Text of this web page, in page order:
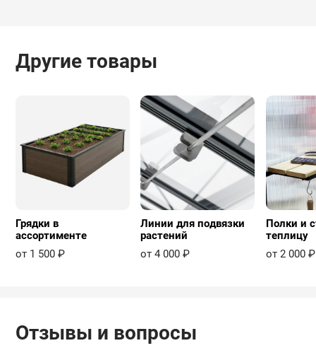
Другие товары
Грядки в
ассортименте
от 1 500 ₽
Линии для подвязки
растений
от 4 000 ₽
Полки и
теплицу
от 2 000 ₽
Отзывы и вопросы